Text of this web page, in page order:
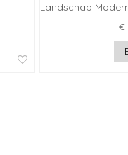
Landschap
€